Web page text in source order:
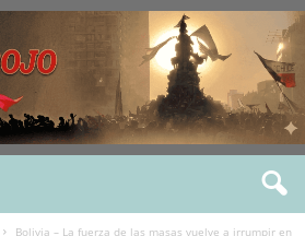
Bolivia – La fuerza de las masas vuelve a irrumpir en